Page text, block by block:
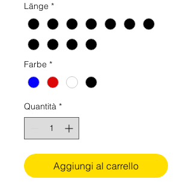
Länge *
Farbe *
Quantità *
Aggiungi al carrello